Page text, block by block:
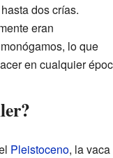
dos crías.
eran
lo que
en cualquier
Pleistoceno, la